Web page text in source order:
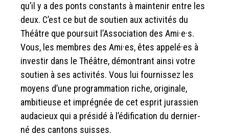
qu’il y a des ponts constants à maintenir entre les
deux. C’est ce but de soutien aux activités du
Théâtre que poursuit l’Association des Ami·e·s.
Vous, les membres des Ami·es, êtes appelé·es à
investir dans le Théâtre, démontrant ainsi votre
soutien à ses activités. Vous lui fournissez les
moyens d’une programmation riche, originale,
ambitieuse et imprégnée de cet esprit jurassien
audacieux qui a présidé à l’édification du dernier-
né des cantons suisses.